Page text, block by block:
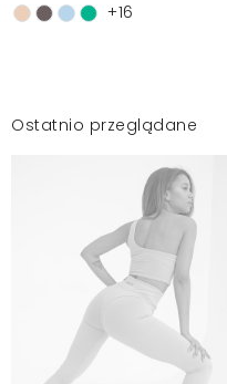
+16
Ostatnio przeglądane